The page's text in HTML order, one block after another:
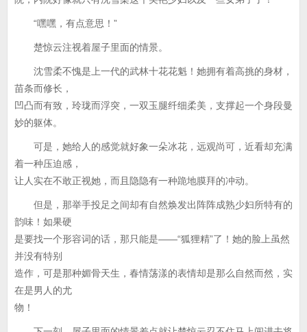
“嘿嘿，有点意思！”
楚惊云注视着屋子里面的情景。
沈雪柔不愧是上一代的武林十花花魁！她拥有着高挑的身材，
苗条而修长，
凹凸而有致，玲珑而浮突，一双玉腿纤细柔美，支撑起一个身段曼
妙的躯体。
可是，她给人的感觉就好象一朵冰花，远观尚可，近看却充满
着一种压迫感，
让人实在不敢正视她，而且隐隐有一种跪地膜拜的冲动。
但是，那举手投足之间却有自然焕发出阵阵成熟少妇所特有的
韵味！如果硬
是要找一个形容词的话，那只能是——“狐狸精”了！她的脸上虽然
并没有特别
造作，可是那种媚骨天生，春情荡漾的表情却是那么自然而然，实
在是男人的尤
物！